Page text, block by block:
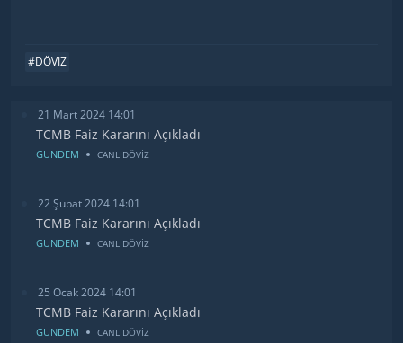
#DÖVIZ
21 Mart 2024 14:01
TCMB Faiz Kararını Açıkladı
GUNDEM CANLIDÖVİZ
22 Şubat 2024 14:01
TCMB Faiz Kararını Açıkladı
GUNDEM CANLIDÖVİZ
25 Ocak 2024 14:01
TCMB Faiz Kararını Açıkladı
GUNDEM CANLIDÖVİZ